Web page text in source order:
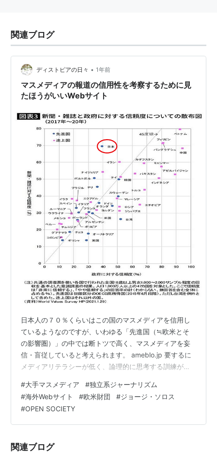
関連ブログ
ディストピアの日々 • 1年前
マスメディアの報道の信用性を考察するために見
たほうがいいWebサイト
日本人の７０％くらいはこの国のマスメディアを信用し
ているようなのですが、いわゆる「先進国（≒欧米とそ
の影響圏）」の中では断トツで高く、マスメディアを妄
信・盲従していると考えられます。 ameblo.jp 要するに
メディアリテラシーが低く、論理的に思考する訓練が足
思うのですが、独立系ジャーナリズムのレベルが低く、
また、独立系のジャーナリズムと称しながら、「Tansa」
のように米国の財団から資金援助を受けている「米国御
用系ジャーナリズム」の存在も原因でしょう。
OPEN SOCIE…
#大手マスメディア #独立系ジャーナリズム
#海外Webサイト #欧米財団 #ジョージ・ソロス
#OPEN SOCIETY
関連ブログ